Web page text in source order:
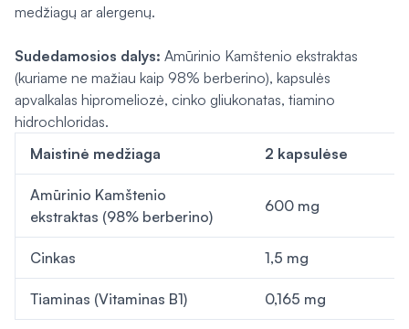
medžiagų ar alergenų.
Sudedamosios dalys: Amūrinio Kamštenio ekstraktas
(kuriame ne mažiau kaip 98% berberino), kapsulės
apvalkalas hipromeliozė, cinko gliukonatas, tiamino
hidrochloridas.
Maistinė medžiaga
2 kapsulėse
Amūrinio Kamštenio
ekstraktas (98% berberino)
600 mg
Cinkas 1,5 mg
Tiaminas (Vitaminas B1) 0,165 mg